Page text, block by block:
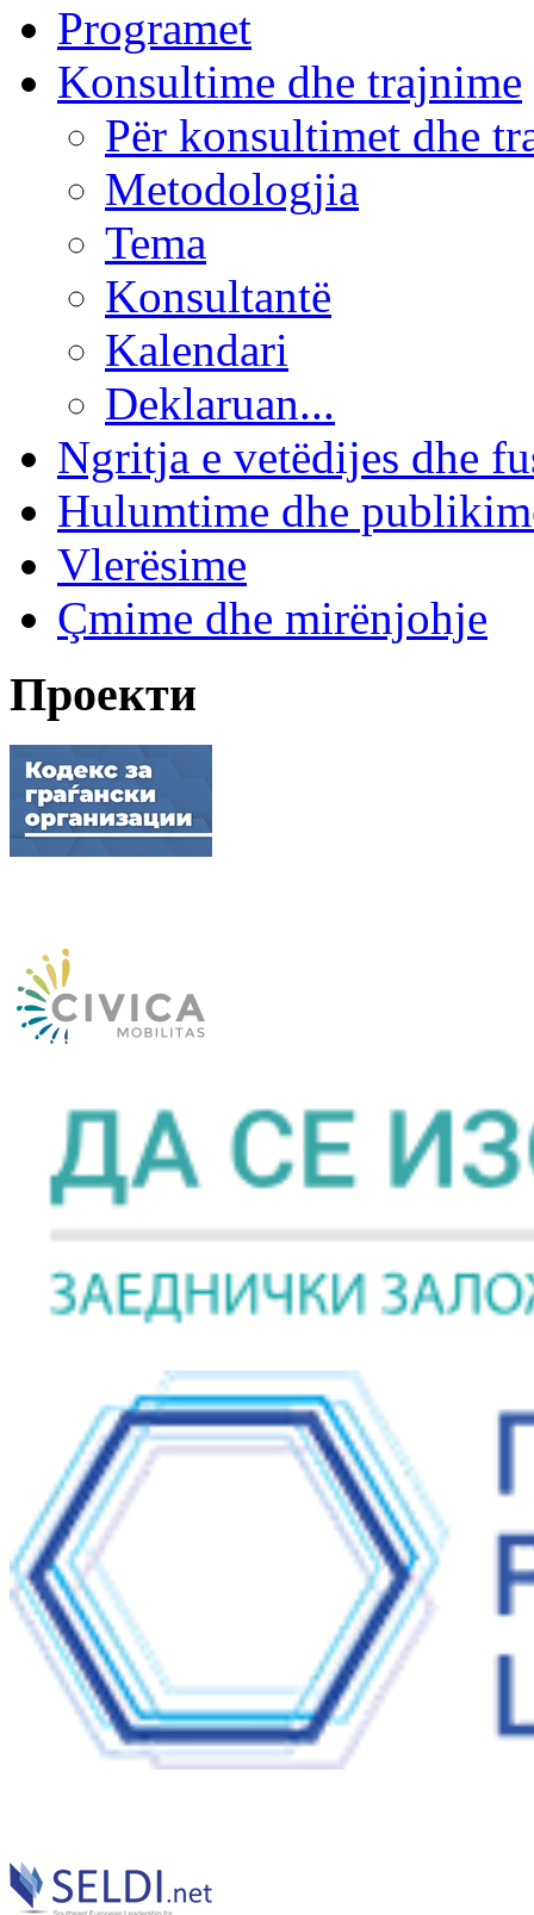
Programet
Konsultime dhe trajnime
Për konsultimet dhe
Metodologjia
Tema
Konsultantë
Kalendari
Deklaruan...
Ngritja e vetëdijes dhe
Hulumtime dhe
Vlerësime
Çmime dhe mirënjohje
Проекти